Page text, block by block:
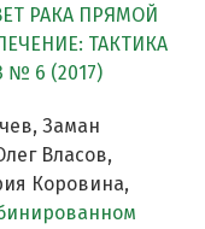
РАКА ПРЯМОЙ
ТАКТИКА
№ 6 (2017)
Заман
Власов,
Коровина,